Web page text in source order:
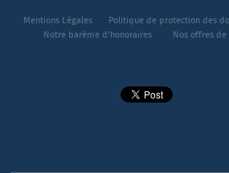
Mentions Légales Politique de protection des
Notre barème d'honoraires
Nos offres